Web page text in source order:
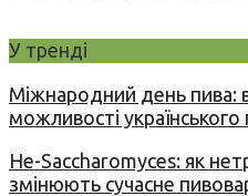
У тренді
Міжнародний день пива:
можливості українського
Не-Saccharomyces: як
змінюють сучасне